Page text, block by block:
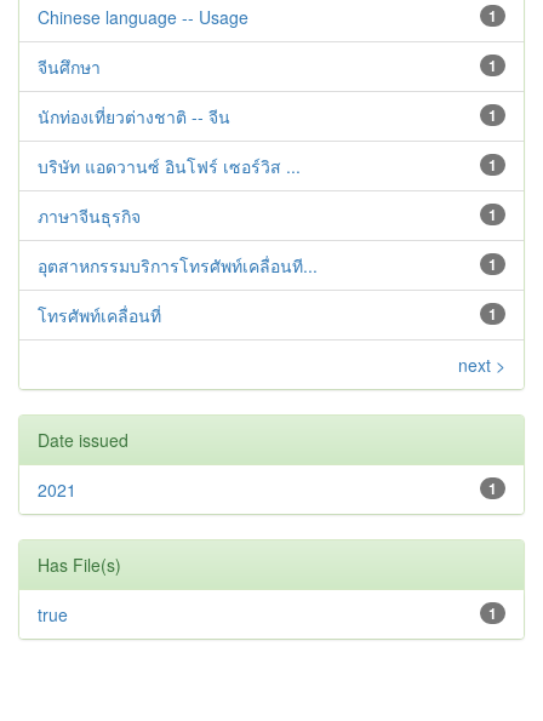
1
Chinese language -- Usage
1
จีนศึกษา
1
นักท่องเที่ยวต่างชาติ -- จีน
1
บริษัท แอดวานซ์ อินโฟร์ เซอร์วิส ...
1
ภาษาจีนธุรกิจ
1
อุตสาหกรรมบริการโทรศัพท์เคลื่อนที...
1
โทรศัพท์เคลื่อนที่
next >
Date issued
1
2021
Has File(s)
1
true